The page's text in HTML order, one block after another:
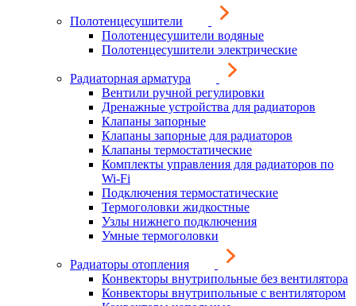
Полотенцесушители
Полотенцесушители водяные
Полотенцесушители электрические
Радиаторная арматура
Вентили ручной регулировки
Дренажные устройства для радиаторов
Клапаны запорные
Клапаны запорные для радиаторов
Клапаны термостатические
Комплекты управления для радиаторов по
Wi-Fi
Подключения термостатические
Термоголовки жидкостные
Узлы нижнего подключения
Умные термоголовки
Радиаторы отопления
Конвекторы внутрипольные без вентилятора
Конвекторы внутрипольные с вентилятором